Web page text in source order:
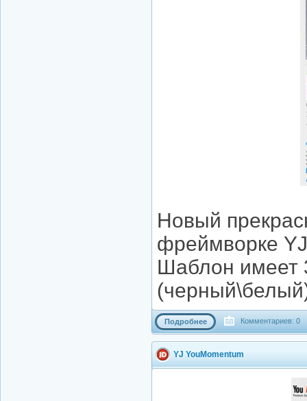
Новый
фреймворке
Шаблон имеет
Подробнее Комментариев: 0
YJ YouMomentum